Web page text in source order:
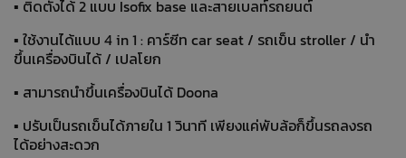
▪ ติดตั้งได้ 2 แบบ Isofix base และสายเบลท์รถยนต์
▪ ใช้งานได้แบบ 4 in 1 : คาร์ซีท car seat / รถเข็น stroller / นำ
ขึ้นเครื่องบินได้ / เปลโยก
▪ สามารถนำขึ้นเครื่องบินได้ Doona
▪ ปรับเป็นรถเข็นได้ภายใน 1 วินาที เพียงแค่พับล้อก็ขึ้นรถลงรถ
ได้อย่างสะดวก